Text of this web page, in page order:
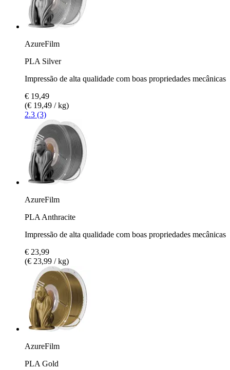
AzureFilm
PLA Silver
Impressão de alta qualidade com boas propriedades mecânicas
€ 19,49
(€ 19,49 / kg)
2.3 (3)
AzureFilm
PLA Anthracite
Impressão de alta qualidade com boas propriedades mecânicas
€ 23,99
(€ 23,99 / kg)
AzureFilm
PLA Gold